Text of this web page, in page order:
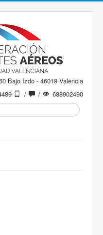
Bajo Izdo - 46019 Valencia
/ /
688902490